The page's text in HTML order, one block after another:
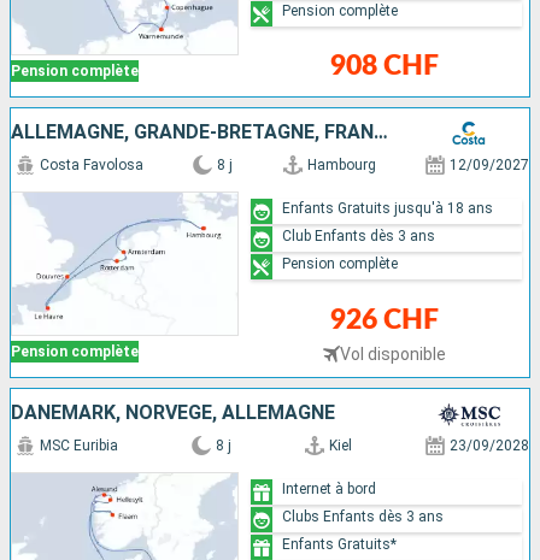
Pension complète 908 CHF
Pension complète
ALLEMAGNE, GRANDE-BRETAGNE, FRANCE, PAYS-BAS
Pension complète
Costa Favolosa 8 j Hambourg 12/09/2027
926 CHF
Vol disponible
Enfants Gratuits jusqu'à 18 ans
Club Enfants dès 3 ans
Pension complète
DANEMARK, NORVÈGE, ALLEMAGNE
MSC Euribia 8 j Kiel 23/09/2028
Internet à bord
Clubs Enfants dès 3 ans
Enfants Gratuits*